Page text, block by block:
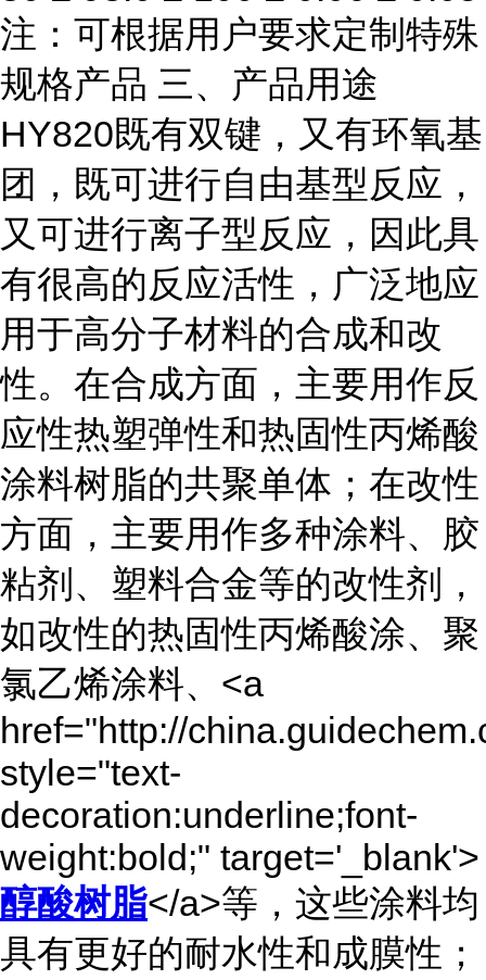
注：可根据用户要求定制特殊
规格产品 三、产品用途
HY820既有双键，又有环氧基
团，既可进行自由基型反应，
又可进行离子型反应，因此具
有很高的反应活性，广泛地应
用于高分子材料的合成和改
性。在合成方面，主要用作反
应性热塑弹性和热固性丙烯酸
涂料树脂的共聚单体；在改性
方面，主要用作多种涂料、胶
粘剂、塑料合金等的改性剂，
如改性的热固性丙烯酸涂、聚
氯乙烯涂料、<a
href="http://
style="text-
decoration:underline;font-
weight:bold;" target='_blank'>
醇酸树脂</a>等，这些涂料均
具有更好的耐水性和成膜性；